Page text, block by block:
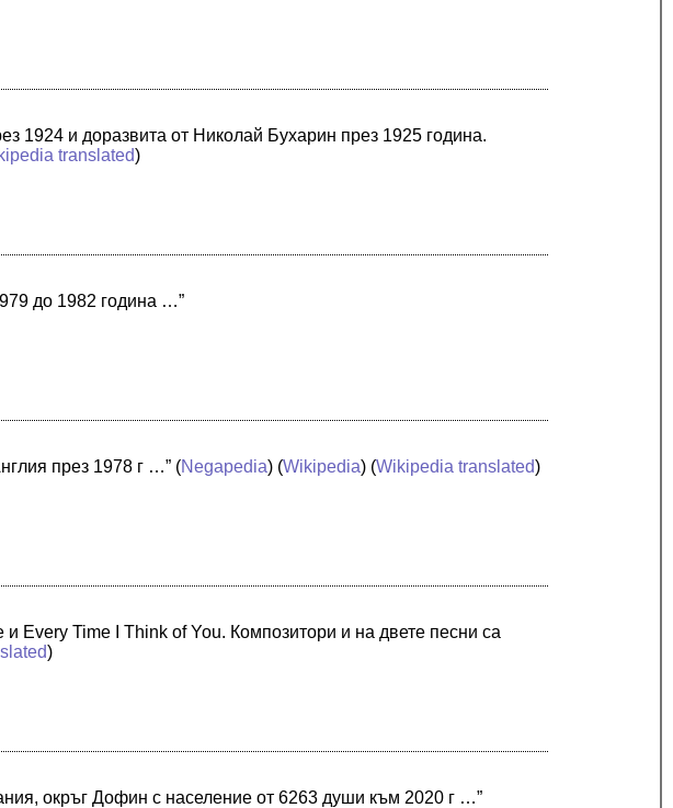
1924 и доразвита от Николай Бухарин през 1925 година.
translated)
до 1982 година …”
през 1978 г …” (Negapedia) (Wikipedia) (Wikipedia translated)
Every Time I Think of You. Композитори и на двете песни са
)
окръг Дофин с население от 6263 души към 2020 г …”